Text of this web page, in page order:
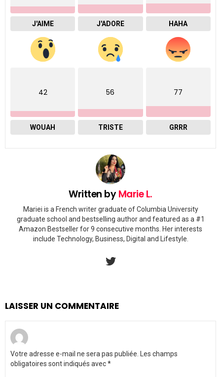
J'AIME J'ADORE HAHA
42
WOUAH
56
TRISTE
77
GRRR
Written byMarie L.
Mariei is a French writer graduate of Columbia University
graduate school and bestselling author and featured as a #1
Amazon Bestseller for 9 consecutive months. Her interests
include Technology, Business, Digital and Lifestyle.
LAISSER UN COMMENTAIRE
Votre adresse e-mail ne sera pas publiée. Les champs
obligatoires sont indiqués avec*